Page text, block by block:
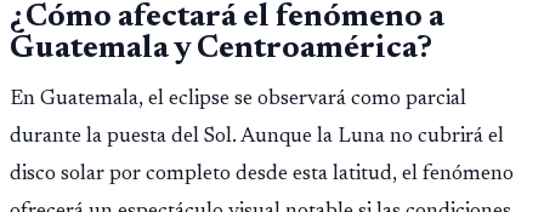
¿Cómo afectará el fenómeno a
Guatemala y Centroamérica?
En Guatemala, el eclipse se observará como parcial
durante la puesta del Sol. Aunque la Luna no cubrirá el
disco solar por completo desde esta latitud, el fenómeno